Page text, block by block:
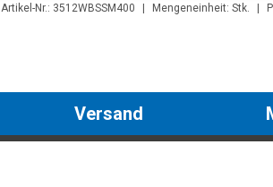
Artikel-Nr.: 3512WBSSM400 Mengeneinheit: Stk.
Versand